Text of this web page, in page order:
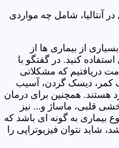
آنتالیا، شامل چه مواردی
از بیماری ها از
کنید. در گفتگو با
دریافتیم که مشکلاتی
کمر، دیسک گردن، آسیب
هستند. همچنین برای درمان
قلبی، ماساژ و... نیز
بیماری به گونه ای باشد که
شاید نتوان فیزیوتراپی را